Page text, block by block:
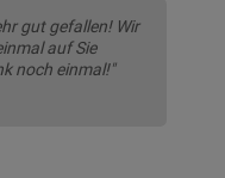
gut gefallen! Wir
auf Sie
noch einmal!"